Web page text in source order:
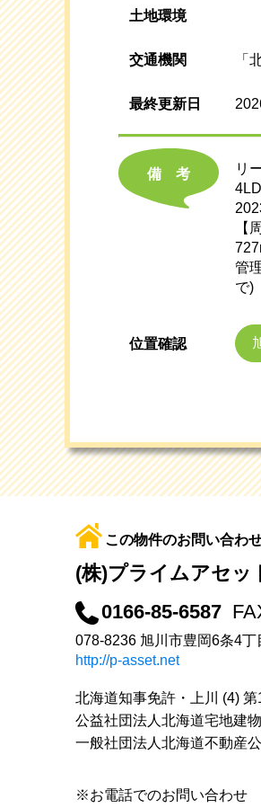
土地環境
交通機関
「
最終更新日
備考
リ
【
管
で)
位置確認
この物件のお問い合わ
(株)プライムアセッ
0166-85-6587
078-8236 旭川市豊岡6条4丁
http://p-asset.net
北海道知事免許・上川 (4)
公益社団法人北海道宅地建
一般社団法人北海道不動産
※お電話でのお問い合わせ